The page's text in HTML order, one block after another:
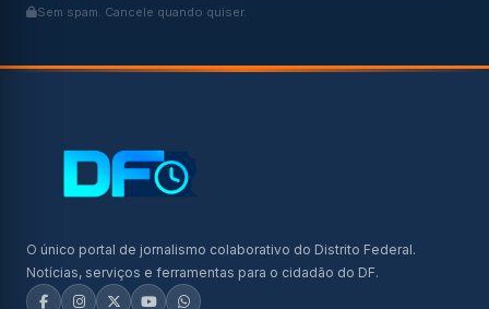
Sem spam. Cancele quando quiser.
O único portal de jornalismo colaborativo do Distrito Federal.
Notícias, serviços e ferramentas para o cidadão do DF.